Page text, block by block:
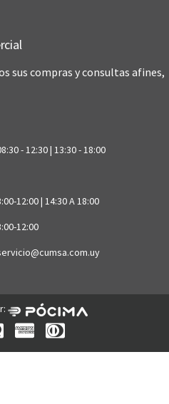
sus compras y consultas afines,
- 12:30 | 13:30 - 18:00
12:00 | 14:30 A 18:00
12:00